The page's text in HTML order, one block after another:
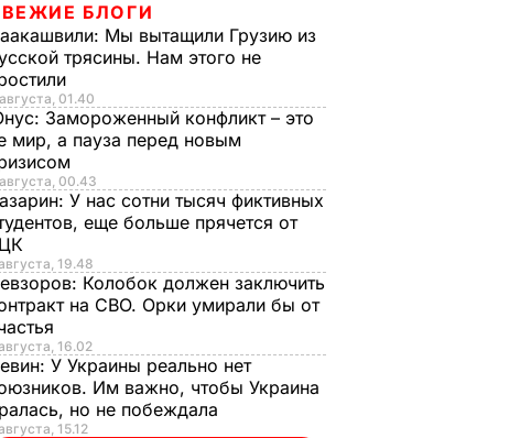
БЛОГИ
Мы вытащили Грузию из
трясины. Нам этого не
01.40
Замороженный конфликт – это
мир, а пауза перед новым
00.43
У нас сотни тысяч фиктивных
еще больше прячется от
19.48
Колобок должен заключить
на СВО. Орки умирали бы от
16.02
У Украины реально нет
Им важно, чтобы Украина
но не побеждала
15.12